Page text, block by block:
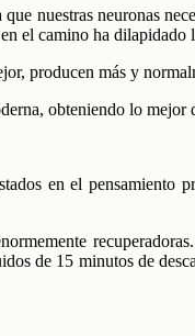
nuestras neuronas
el camino ha
producen más y
obteniendo lo mejor
en el pensamiento
de 15 minutos de